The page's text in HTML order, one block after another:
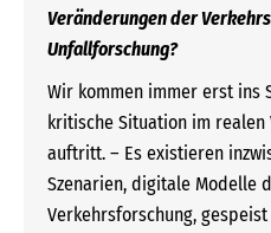
Veränderungen der
Unfallforschung?
Wir kommen immer erst ins
kritische Situation im realen
auftritt. – Es existieren
Szenarien, digitale Modelle
Verkehrsforschung,